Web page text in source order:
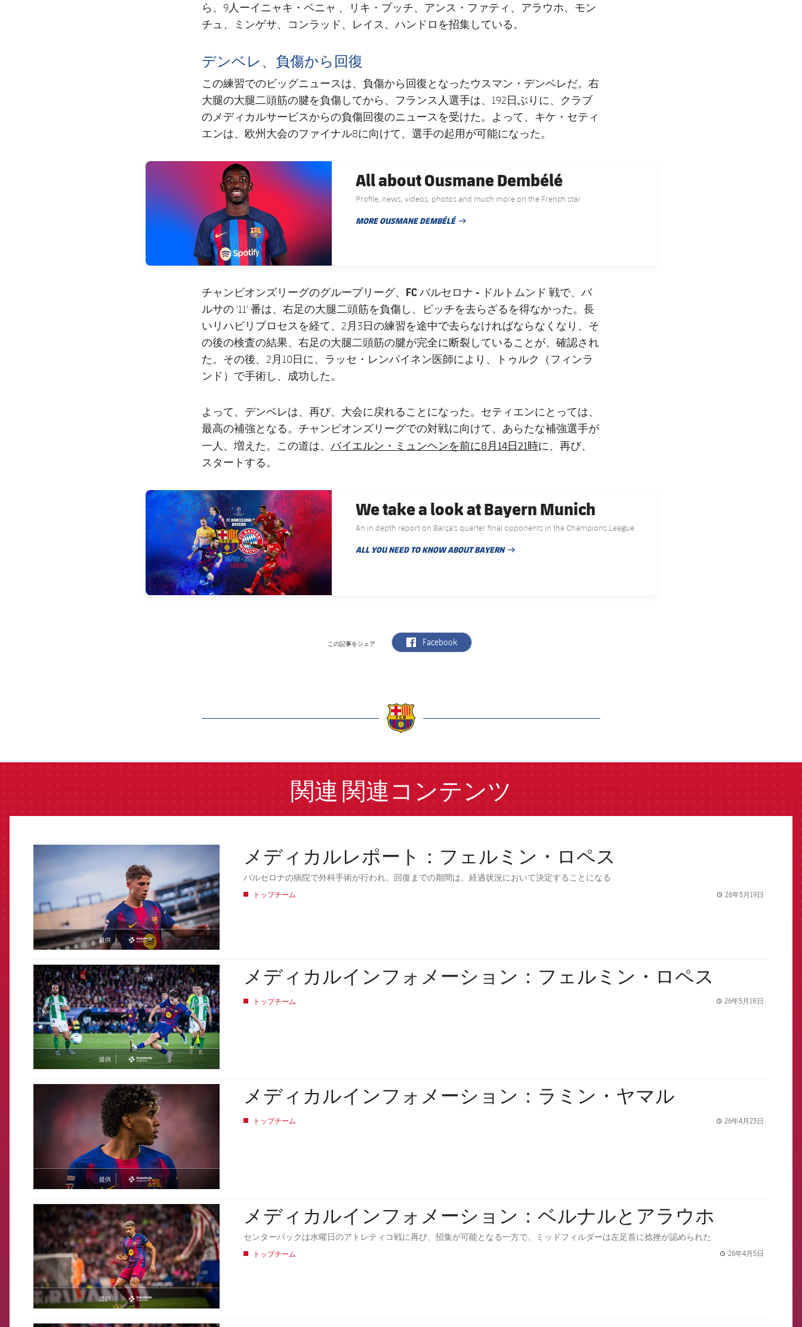
ら、9人ーイニャキ・ペニャ 、リキ・プッチ、アンス・ファティ、アラウホ、モン
チュ、ミンゲサ、コンラッド、レイス、ハンドロを招集している。
デンベレ、負傷から回復
この練習でのビッグニュースは、負傷から回復となったウスマン・デンベレだ。右
大腿の大腿二頭筋の腱を負傷してから、フランス人選手は、192日ぶりに、クラブ
のメディカルサービスからの負傷回復のニュースを受けた。よって、キケ・セティ
エンは、欧州大会のファイナル8に向けて、選手の起用が可能になった。
FC Barcelona club badge
All about Ousmane Dembélé
Profile, news, videos, photos and much more on the French star
MORE OUSMANE DEMBÉLÉ
PUBLISHED NEWS
チャンピオンズリーグのグループリーグ、 FC バルセロナ - ドルトムンド 戦で、バ
ルサの '11' 番は、右足の大腿二頭筋を負傷し、ピッチを去らざるを得なかった。長
いリハビリプロセスを経て、2月3日の練習を途中で去らなければならなくなり、そ
の後の検査の結果、右足の大腿二頭筋の腱が完全に断裂していることが、確認され
た。その後、2月10日に、ラッセ・レンパイネン医師により、トゥルク（フィンラ
ンド）で手術し、成功した。
よって、デンベレは、再び、大会に戻れることになった。セティエンにとっては、
最高の補強となる。チャンピオンズリーグでの対戦に向けて、あらたな補強選手が
一人、増えた。この道は、 バイエルン・ミュンヘンを前に8月14日21時に、再び、
スタートする。
FC Barcelona club badge
We take a look at Bayern Munich
An in depth report on Barça's quarter final opponents in the Champions League
ALL YOU NEED TO KNOW ABOUT BAYERN
PUBLISHED NEWS
この記事をシェア label.aria.facebook
Facebook
関連 関連コンテンツ
提供
asistencia
メディカルレポート：フェルミン・ロペス
バルセロナの病院で外科手術が行われ、回復までの期間は、経過状況において決定することになる
トップチーム 26年5月19日
FCB Barcelona badge
提供
asistencia
メディカルインフォメーション：フェルミン・ロペス
トップチーム 26年5月18日
FCB Barcelona badge
提供
asistencia
メディカルインフォメーション：ラミン・ヤマル
トップチーム 26年4月23日
FCB Barcelona badge
提供
asistencia
メディカルインフォメーション：ベルナルとアラウホ
センターバックは水曜日のアトレティコ戦に再び、招集が可能となる一方で、ミッドフィルダーは左足首に捻挫が認められた
トップチーム 26年4月5日